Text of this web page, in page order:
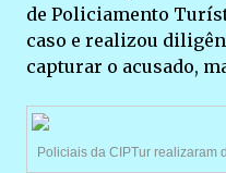
de Policiamento
caso e realizou
capturar o acusado,
Policiais da CIPTur realizaram